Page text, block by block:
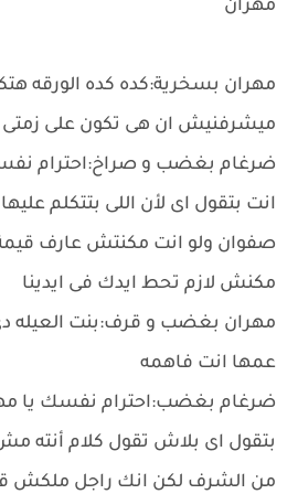
مهران
مهران بسخرية:كده كده الورقه
ميشرفنيش ان هى تكون على زمتى
ضرغام بغضب و صراخ:احترام
انت بتقول اى لأن اللى بتتكلم
صفوان ولو انت مكنتش عارف قيمة
مكنش لازم تحط ايدك فى ايدينا
مهران بغضب و قرف:بنت العيله
عمها انت فاهمه
ضرغام بغضب:احترام نفسك يا
بتقول اى بلاش تقول كلام أنته
من الشرف لكن انك راجل ملكش